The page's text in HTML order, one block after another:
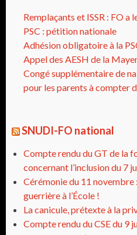
Remplaçants et ISSR : FO a
PSC : pétition nationale
Adhésion obligatoire à la
Appel des AESH de la
Congé supplémentaire de
pour les parents à compter
SNUDI-FO national
Compte rendu du GT de la
concernant l’inclusion du 7
Cérémonie du 11 novembre
guerrière à l’École !
La canicule, prétexte à la
Compte rendu du CSE du 9